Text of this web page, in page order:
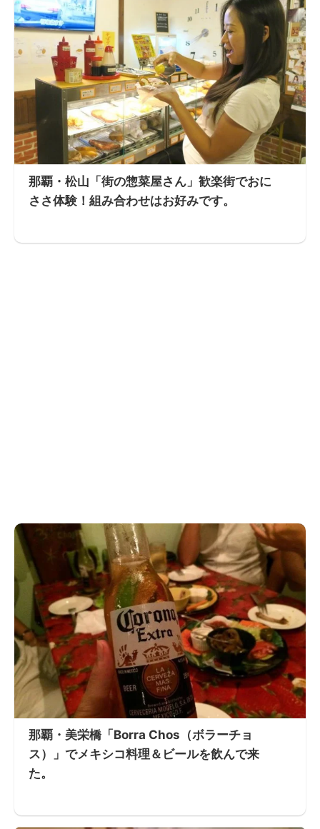
那覇・松山「街の惣菜屋さん」歓楽街でおに
ささ体験！組み合わせはお好みです。
那覇・美栄橋「Borra Chos（ボラーチョ
ス）」でメキシコ料理＆ビールを飲んで来
た。